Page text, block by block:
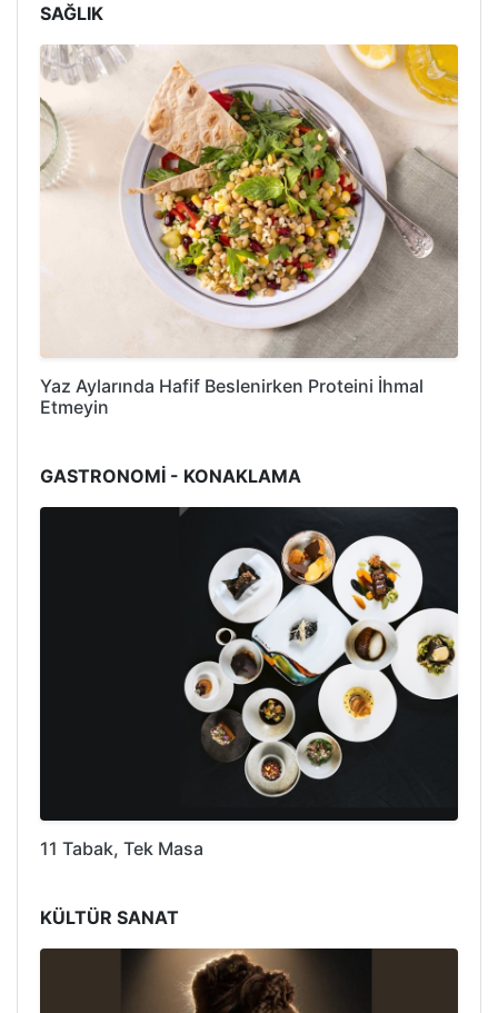
SAĞLIK
Yaz Aylarında Hafif Beslenirken Proteini İhmal
Etmeyin
GASTRONOMİ - KONAKLAMA
11 Tabak, Tek Masa
KÜLTÜR SANAT